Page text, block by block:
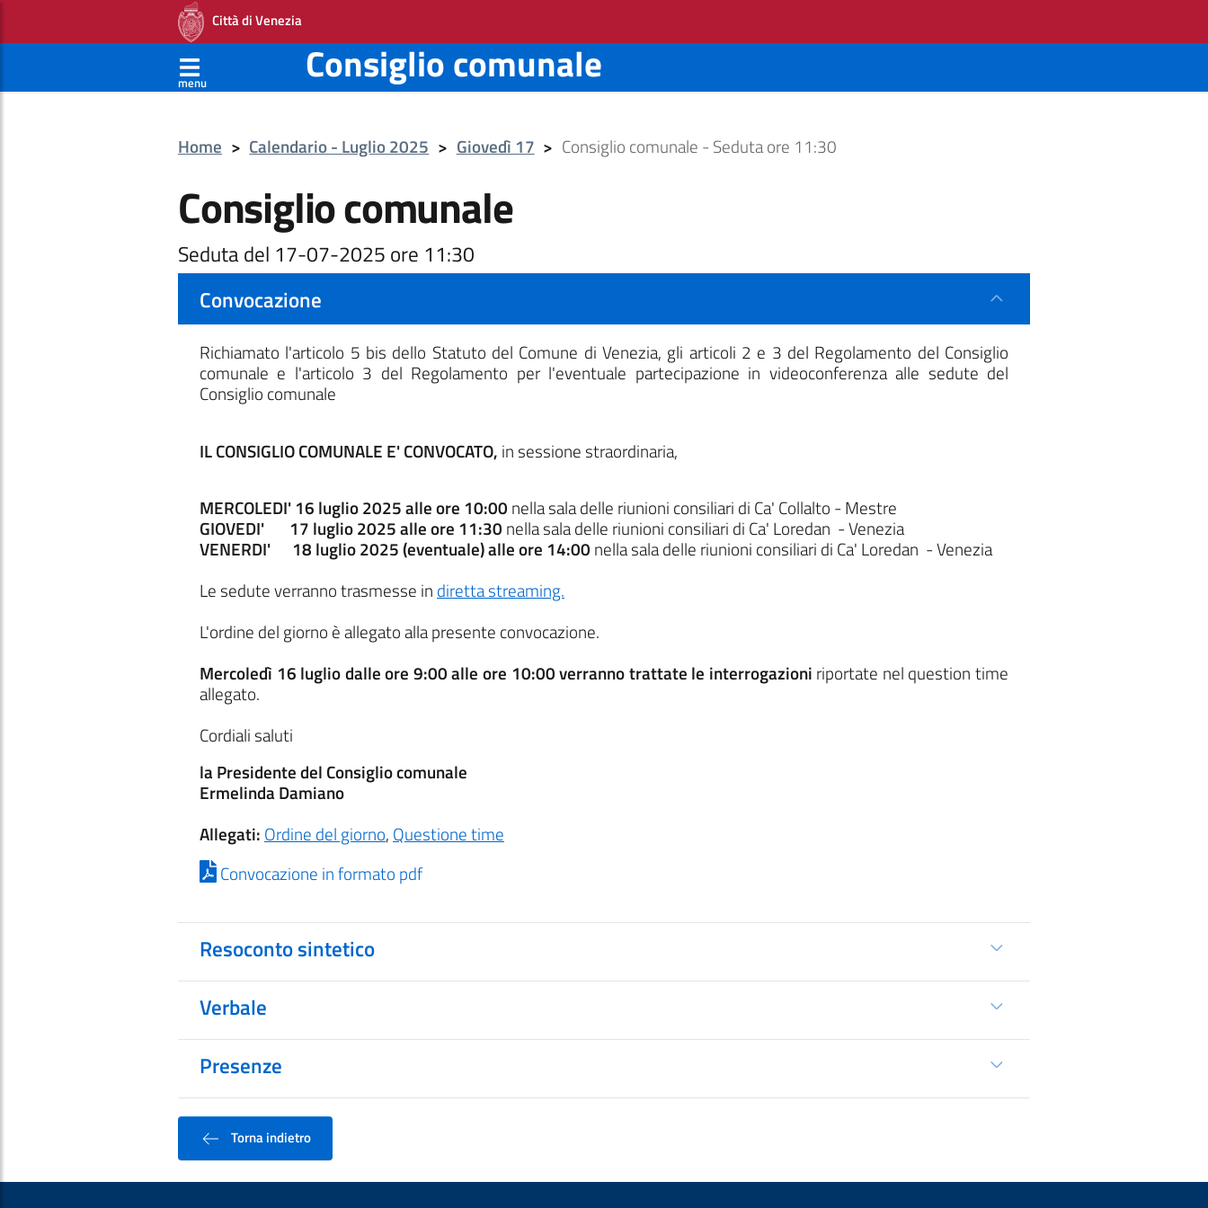
Città di Venezia
menu Consiglio comunale
Home > Calendario - Luglio 2025 > Giovedì 17 > Consiglio comunale - Seduta ore 11:30
Consiglio comunale
Seduta del 17-07-2025 ore 11:30
Convocazione
Richiamato l'articolo 5 bis dello Statuto del Comune di Venezia, gli articoli 2 e 3 del Regolamento del Consiglio
comunale e l'articolo 3 del Regolamento per l'eventuale partecipazione in videoconferenza alle sedute del
Consiglio comunale
IL CONSIGLIO COMUNALE E' CONVOCATO, in sessione straordinaria,
MERCOLEDI' 16 luglio 2025 alle ore 10:00 nella sala delle riunioni consiliari di Ca' Collalto - Mestre
GIOVEDI' 17 luglio 2025 alle ore 11:30 nella sala delle riunioni consiliari di Ca' Loredan - Venezia
VENERDI' 18 luglio 2025 (eventuale) alle ore 14:00 nella sala delle riunioni consiliari di Ca' Loredan - Venezia
Le sedute verranno trasmesse indiretta streaming.
L'ordine del giorno è allegato alla presente convocazione.
Mercoledì 16 luglio dalle ore 9:00 alle ore 10:00 verranno trattate le interrogazioni riportate nel question time
allegato.
Cordiali saluti
la Presidente del Consiglio comunale
Ermelinda Damiano
Allegati: Ordine del giorno, Questione time
Convocazione in formato pdf
Resoconto sintetico
Verbale
Presenze
Torna indietro